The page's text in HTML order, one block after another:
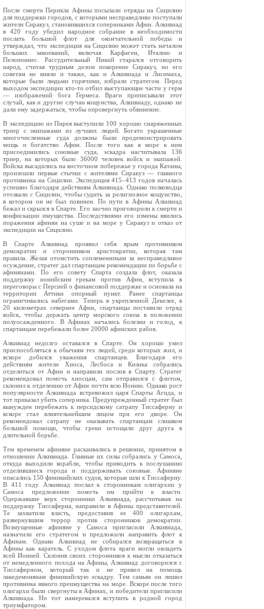
После смерти Перикла Афины посылали отряды на Сицилию
для поддержки городов, с которыми несправедливо поступали
жители Сиракуз, становившихся соперниками Афин. Алкивиад
в 420 году убедил народное собрание в необходимости
послать большой флот для окончательной победы и
утверждал, что экспедиция на Сицилию может стать началом
больших завоеваний, включая Карфаген, Италию и
Пелопоннес. Рассудительный Никий старался отговорить
народ, считая трудным делом покорение Сиракуз, но его
советам не вняли и также, как и Алкивиада и Лисимаха,
которые были людьми горячими, избрали стратегом. Перед
выходом экспедиции кто-то отбил выступающие части у герм
— изображений бога Гермеса. Враги приписывали этот
случай, как и другие случаи кощунства, Алкивиаду, однако не
дали ему задержаться, чтобы опровергнуть обвинение.
В экспедицию из Пирея выступили 100 хорошо снаряженных
триер с экипажами из лучших людей. Богато украшенные
многочисленные суда должны были продемонстрировать
мощь и богатство Афин. После того как в море к ним
присоединились союзные суда, эскадра насчитывала 136
триер, на которых было 36000 человек войск и экипажей.
Войска высадились на восточном побережье у города Катаны,
произошли первые стычки с жителями Сиракуз — главного
противника на Сицилии. Экспедиция 415–413 годов началась
успешно благодаря действиям Алкивиада. Однако полководца
отозвали с Сицилии, чтобы судить за религиозное кощунство,
в котором он не был повинен. По пути в Афины Алкивиад
бежал и скрылся в Спарте. Его заочно приговорили к смерти и
конфискации имущества. Последствиями его измены явились
поражения афинян на суше и на море у Сиракуз и отказ от
экспедиции на Сицилию.
В Спарте Алкивиад проявил себя ярым противником
демократии и сторонником аристократии, которая там
правила. Желая отомстить соплеменникам за несправедливое
осуждение, стратег дал спартанцам рекомендации по борьбе с
афинянами. По его совету Спарта создала флот, оказала
поддержку ионийским грекам против Афин, вступила в
переговоры с Персией о финансовой поддержке и основала на
территории Аттики опорный пункт. Ранее спартанцы
ограничивались набегами. Теперь в укрепленной Декелее, в
20 километрах севернее Афин, спартанцы поставили отряд
войск, чтобы держать центр морского союза в положении
полуосажденного. В Афинах начались болезни и голод, к
спартанцам перебежали более 20000 афинских рабов.
Алкивиад недолго оставался в Спарте. Он хорошо умел
приспособляться к обычаям тех людей, среди которых жил, и
вскоре добился уважения спартанцев. Благодаря его
действиям жители Хиоса, Лесбоса и Кизика собрались
отделиться от Афин и направили послов в Спарту. Стратег
рекомендовал помочь хиосцам, сам отправился с флотом,
склонил к отделению от Афин почти всю Ионию. Однако рост
популярности Алкивиада встревожил царя Спарты Агида, и
тот приказал убить соперника. Предупрежденный стратег был
вынужден перебежать к персидскому сатрапу Тиссаферну и
вскоре стал влиятельнейшим лицом при его дворе. Он
рекомендовал сатрапу не оказывать спартанцам слишком
большой помощи, чтобы греки истощали друг друга в
длительной борьбе.
Тем временем афиняне раскаивались в решении, принятом в
отношении Алкивиада. Главные их силы собрались у Самоса,
откуда выходили корабли, чтобы приводить к послушанию
отделившиеся города и поддерживать союзные. Афиняне
опасались 150 финикийских судов, которые шли к Тиссаферну.
В 411 году Алкивиад послал к сторонникам олигархии у
Самоса предложение помочь им прийти к власти.
Одержавшие верх сторонники Алкивиада, рассчитывая на
поддержку Тиссаферна, направили в Афины представителей.
Те захватили власть, предоставив ее 400 олигархам,
развернувшим террор против сторонников демократии.
Возмущенные афиняне у Самоса пригласили Алкивиада,
назначили его стратегом и предложили направить флот к
Афинам. Однако Алкивиад не собирался возвращаться в
Афины как каратель. С уходом флота враги могли овладеть
всей Ионией. Склонив своих сторонников к мысли отказаться
от немедленного похода на Афины, Алкивиад договорился с
Тиссаферном, который так и не привел на помощь
лакедемонянам финикийскую эскадру. Тем самым он лишил
противника явного преимущества на море. Вскоре после того
олигархи были свергнуты в Афинах, и победители пригласили
Алкивиада. Но тот намеревался вступить в родной город
триумфатором.